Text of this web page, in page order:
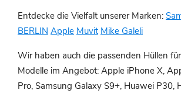
Entdecke die Vielfalt unserer Marken:
BERLIN Apple Muvit Mike Galeli
Wir haben auch die passenden Hüllen
Modelle im Angebot: Apple iPhone X,
Pro, Samsung Galaxy S9+, Huawei P30,